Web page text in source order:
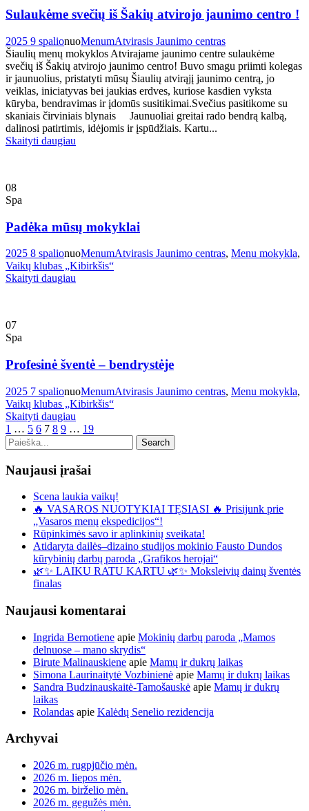
Sulaukėme svečių iš Šakių atvirojo jaunimo centro !
2025 9 spalionuoMenumAtvirasis Jaunimo centras
Šiaulių menų mokyklos Atvirajame jaunimo centre sulaukėme
svečių iš Šakių atvirojo jaunimo centro! Buvo smagu priimti kolegas
ir jaunuolius, pristatyti mūsų Šiaulių atvirąjį jaunimo centrą, jo
veiklas, iniciatyvas bei jaukias erdves, kuriose kasdien vyksta
kūryba, bendravimas ir įdomūs susitikimai.Svečius pasitikome su
skaniais čirviniais blynais Jaunuoliai greitai rado bendrą kalbą,
dalinosi patirtimis, idėjomis ir įspūdžiais. Kartu...
Skaityti daugiau
08
Spa
Padėka mūsų mokyklai
2025 8 spalionuoMenumAtvirasis Jaunimo centras, Menu mokykla,
Vaikų klubas „Kibirkšis“
Skaityti daugiau
07
Spa
Profesinė šventė – bendrystėje
2025 7 spalionuoMenumAtvirasis Jaunimo centras, Menu mokykla,
Vaikų klubas „Kibirkšis“
Skaityti daugiau
1 … 5 6 7 8 9 … 19
Naujausi įrašai
Scena laukia vaikų!
🔥 VASAROS NUOTYKIAI TĘSIASI 🔥 Prisijunk prie
„Vasaros menų ekspedicijos“!
Rūpinkimės savo ir aplinkinių sveikata!
Atidaryta dailės–dizaino studijos mokinio Fausto Dundos
kūrybinių darbų paroda „Grafikos herojai“
🌿✨ LAIKU RATU KARTU 🌿✨ Moksleivių dainų šventės
finalas
Naujausi komentarai
Ingrida Bernotiene apie Mokinių darbų paroda „Mamos
delnuose – mano skrydis“
Birute Malinauskiene apie Mamų ir dukrų laikas
Simona Laurinaitytė Vozbinienė apie Mamų ir dukrų laikas
Sandra Budzinauskaitė-Tamošauskė apie Mamų ir dukrų
laikas
Rolandas apie Kalėdų Senelio rezidencija
Archyvai
2026 m. rugpjūčio mėn.
2026 m. liepos mėn.
2026 m. birželio mėn.
2026 m. gegužės mėn.